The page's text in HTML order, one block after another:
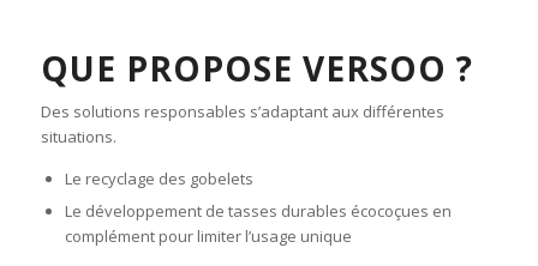
QUE PROPOSE VERSOO ?
Des solutions responsables s’adaptant aux différentes
situations.
Le recyclage des gobelets
Le développement de tasses durables écocoçues en
complément pour limiter l’usage unique